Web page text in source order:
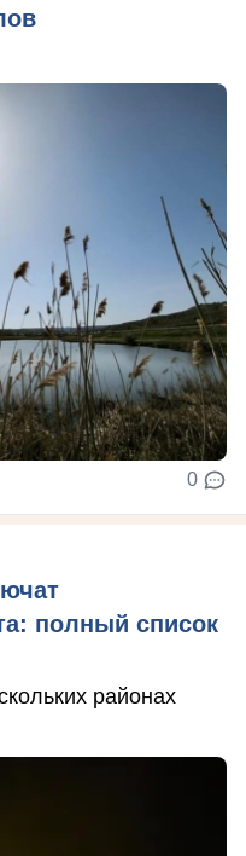
0
полный список
районах